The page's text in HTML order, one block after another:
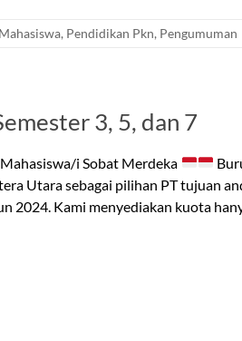
Mahasiswa, Pendidikan Pkn, Pengumuman
3, 5, dan 7
i Sobat Merdeka
Utara sebagai pilihan PT tujuan
2024. Kami menyediakan kuota